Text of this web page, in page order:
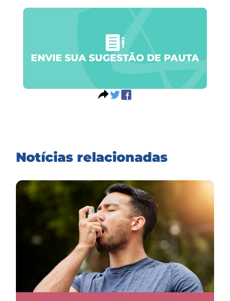
ENVIE SUA SUGESTÃO DE PAUTA
Notícias relacionadas